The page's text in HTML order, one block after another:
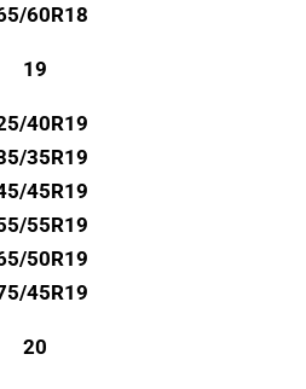
60R18
19
40R19
35R19
45R19
55R19
50R19
45R19
20